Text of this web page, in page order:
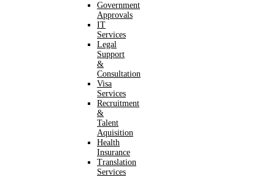
Government
Approvals
IT
Services
Legal
Support
&
Consultation
Visa
Services
Recruitment
&
Talent
Aquisition
Health
Insurance
Translation
Services